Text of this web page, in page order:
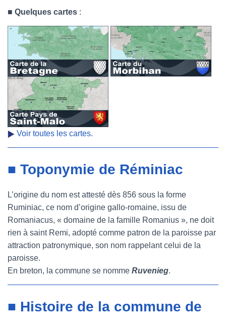
■ Quelques cartes :
Voir toutes les cartes.
■ Toponymie de Réminiac
L’origine du nom est attesté dès 856 sous la forme
Ruminiac, ce nom d’origine gallo-romaine, issu de
Romaniacus, « domaine de la famille Romanius », ne doit
rien à saint Remi, adopté comme patron de la paroisse par
attraction patronymique, son nom rappelant celui de la
paroisse.
En breton, la commune se nomme Ruvenieg.
■ Histoire de la commune de